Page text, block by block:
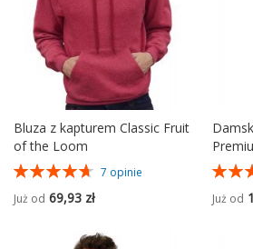
Bluza z kapturem Classic Fruit
of the Loom
Ocena:
7 opinie
Już od 69,93 zł
Ocena:
Już od